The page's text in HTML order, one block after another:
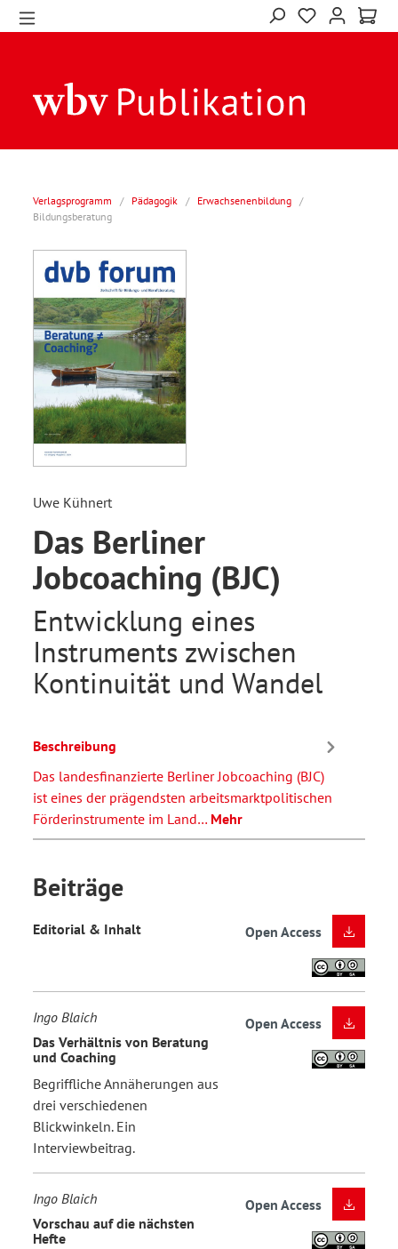
Verlagsprogramm / Pädagogik / Erwachsenenbildung /
Bildungsberatung
Uwe Kühnert
Das Berliner
Jobcoaching (BJC)
Entwicklung eines
Instruments zwischen
Kontinuität und Wandel
Beschreibung
Das landesfinanzierte Berliner Jobcoaching (BJC)
ist eines der prägendsten arbeitsmarktpolitischen
Förderinstrumente im Land… Mehr
Beiträge
Editorial & Inhalt Open Access
Ingo Blaich
Das Verhältnis von Beratung
und Coaching
Begriffliche Annäherungen aus
drei verschiedenen
Blickwinkeln. Ein
Interviewbeitrag.
Open Access
Ingo Blaich
Vorschau auf die nächsten
Hefte
Open Access